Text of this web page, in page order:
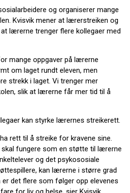
og organiserer mange
Kvisvik mener at lærerstreiken og
lærerne trenger flere kollegaer med
mange oppgaver på lærerne
om laget rundt eleven, men
strekk i laget. Vi trenger mer
slik at lærerne får mer tid til å
kan styrke lærernes streikerett.
rett til å streike for kravene sine.
skal fungere som en støtte til lærerne
og det psykososiale
kan lærerne i større grad
er det flere som følger opp elevenes